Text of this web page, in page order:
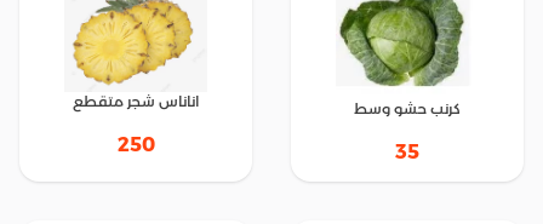
كرنب حشو وسط
35
اناناس شجر متقطع
250